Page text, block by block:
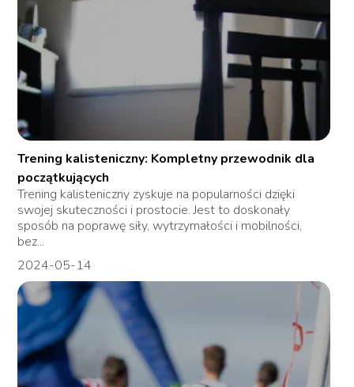
Trening kalisteniczny: Kompletny przewodnik dla
początkujących
Trening kalisteniczny zyskuje na popularności dzięki
swojej skuteczności i prostocie. Jest to doskonały
sposób na poprawę siły, wytrzymałości i mobilności,
bez...
2024-05-14